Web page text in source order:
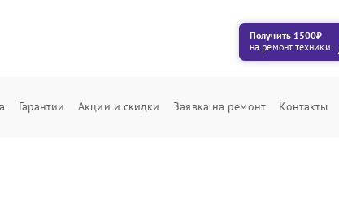
Получить 1500₽
на ремонт техники
Гарантии Акции и скидки Заявка на ремонт Контакты